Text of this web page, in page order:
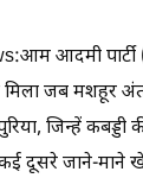
आदमी
मिला जब मशहूर
जिन्हें
दूसरे जाने-माने